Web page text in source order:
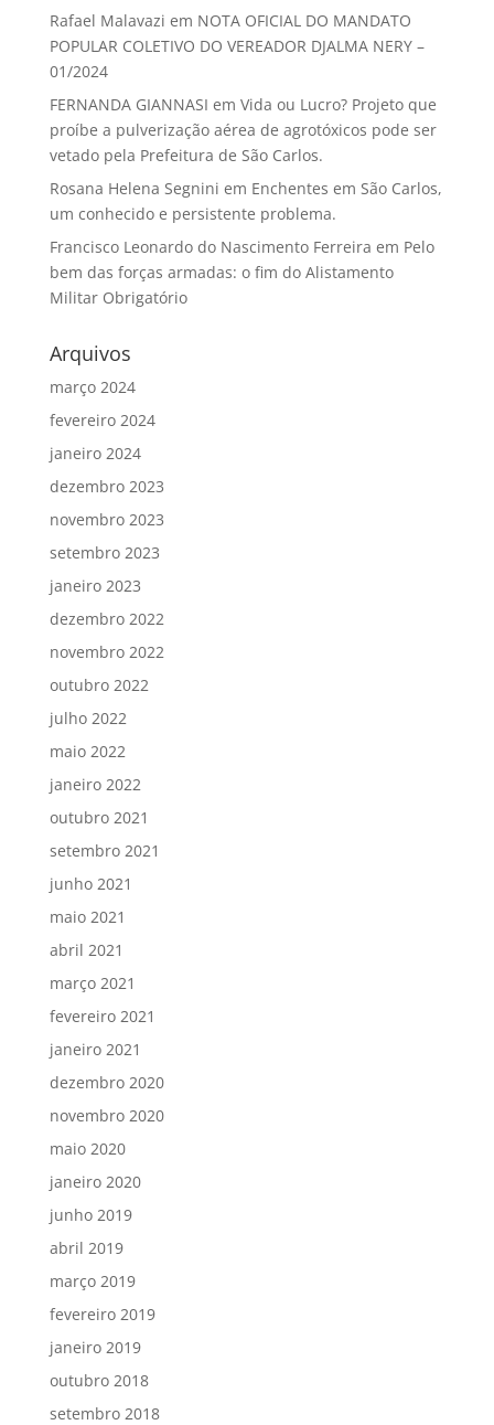
Rafael Malavazi em NOTA OFICIAL DO MANDATO
POPULAR COLETIVO DO VEREADOR DJALMA NERY –
01/2024
FERNANDA GIANNASI em Vida ou Lucro? Projeto que
proíbe a pulverização aérea de agrotóxicos pode ser
vetado pela Prefeitura de São Carlos.
Rosana Helena Segnini em Enchentes em São Carlos,
um conhecido e persistente problema.
Francisco Leonardo do Nascimento Ferreira em Pelo
bem das forças armadas: o fim do Alistamento
Militar Obrigatório
Arquivos
março 2024
fevereiro 2024
janeiro 2024
dezembro 2023
novembro 2023
setembro 2023
janeiro 2023
dezembro 2022
novembro 2022
outubro 2022
julho 2022
maio 2022
janeiro 2022
outubro 2021
setembro 2021
junho 2021
maio 2021
abril 2021
março 2021
fevereiro 2021
janeiro 2021
dezembro 2020
novembro 2020
maio 2020
janeiro 2020
junho 2019
abril 2019
março 2019
fevereiro 2019
janeiro 2019
outubro 2018
setembro 2018